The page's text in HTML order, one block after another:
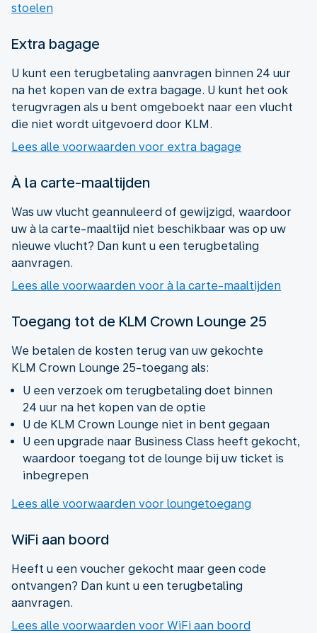
stoelen
Extra bagage
U kunt een terugbetaling aanvragen binnen 24 uur
na het kopen van de extra bagage. U kunt het ook
terugvragen als u bent omgeboekt naar een vlucht
die niet wordt uitgevoerd door KLM.
Lees alle voorwaarden voor extra bagage
À la carte-maaltijden
Was uw vlucht geannuleerd of gewijzigd, waardoor
uw à la carte-maaltijd niet beschikbaar was op uw
nieuwe vlucht? Dan kunt u een terugbetaling
aanvragen.
Lees alle voorwaarden voor à la carte-maaltijden
Toegang tot de KLM Crown Lounge 25
We betalen de kosten terug van uw gekochte
KLM Crown Lounge 25-toegang als:
U een verzoek om terugbetaling doet binnen
24 uur na het kopen van de optie
U de KLM Crown Lounge niet in bent gegaan
U een upgrade naar Business Class heeft gekocht,
waardoor toegang tot de lounge bij uw ticket is
inbegrepen
Lees alle voorwaarden voor loungetoegang
WiFi aan boord
Heeft u een voucher gekocht maar geen code
ontvangen? Dan kunt u een terugbetaling
aanvragen.
Lees alle voorwaarden voor WiFi aan boord